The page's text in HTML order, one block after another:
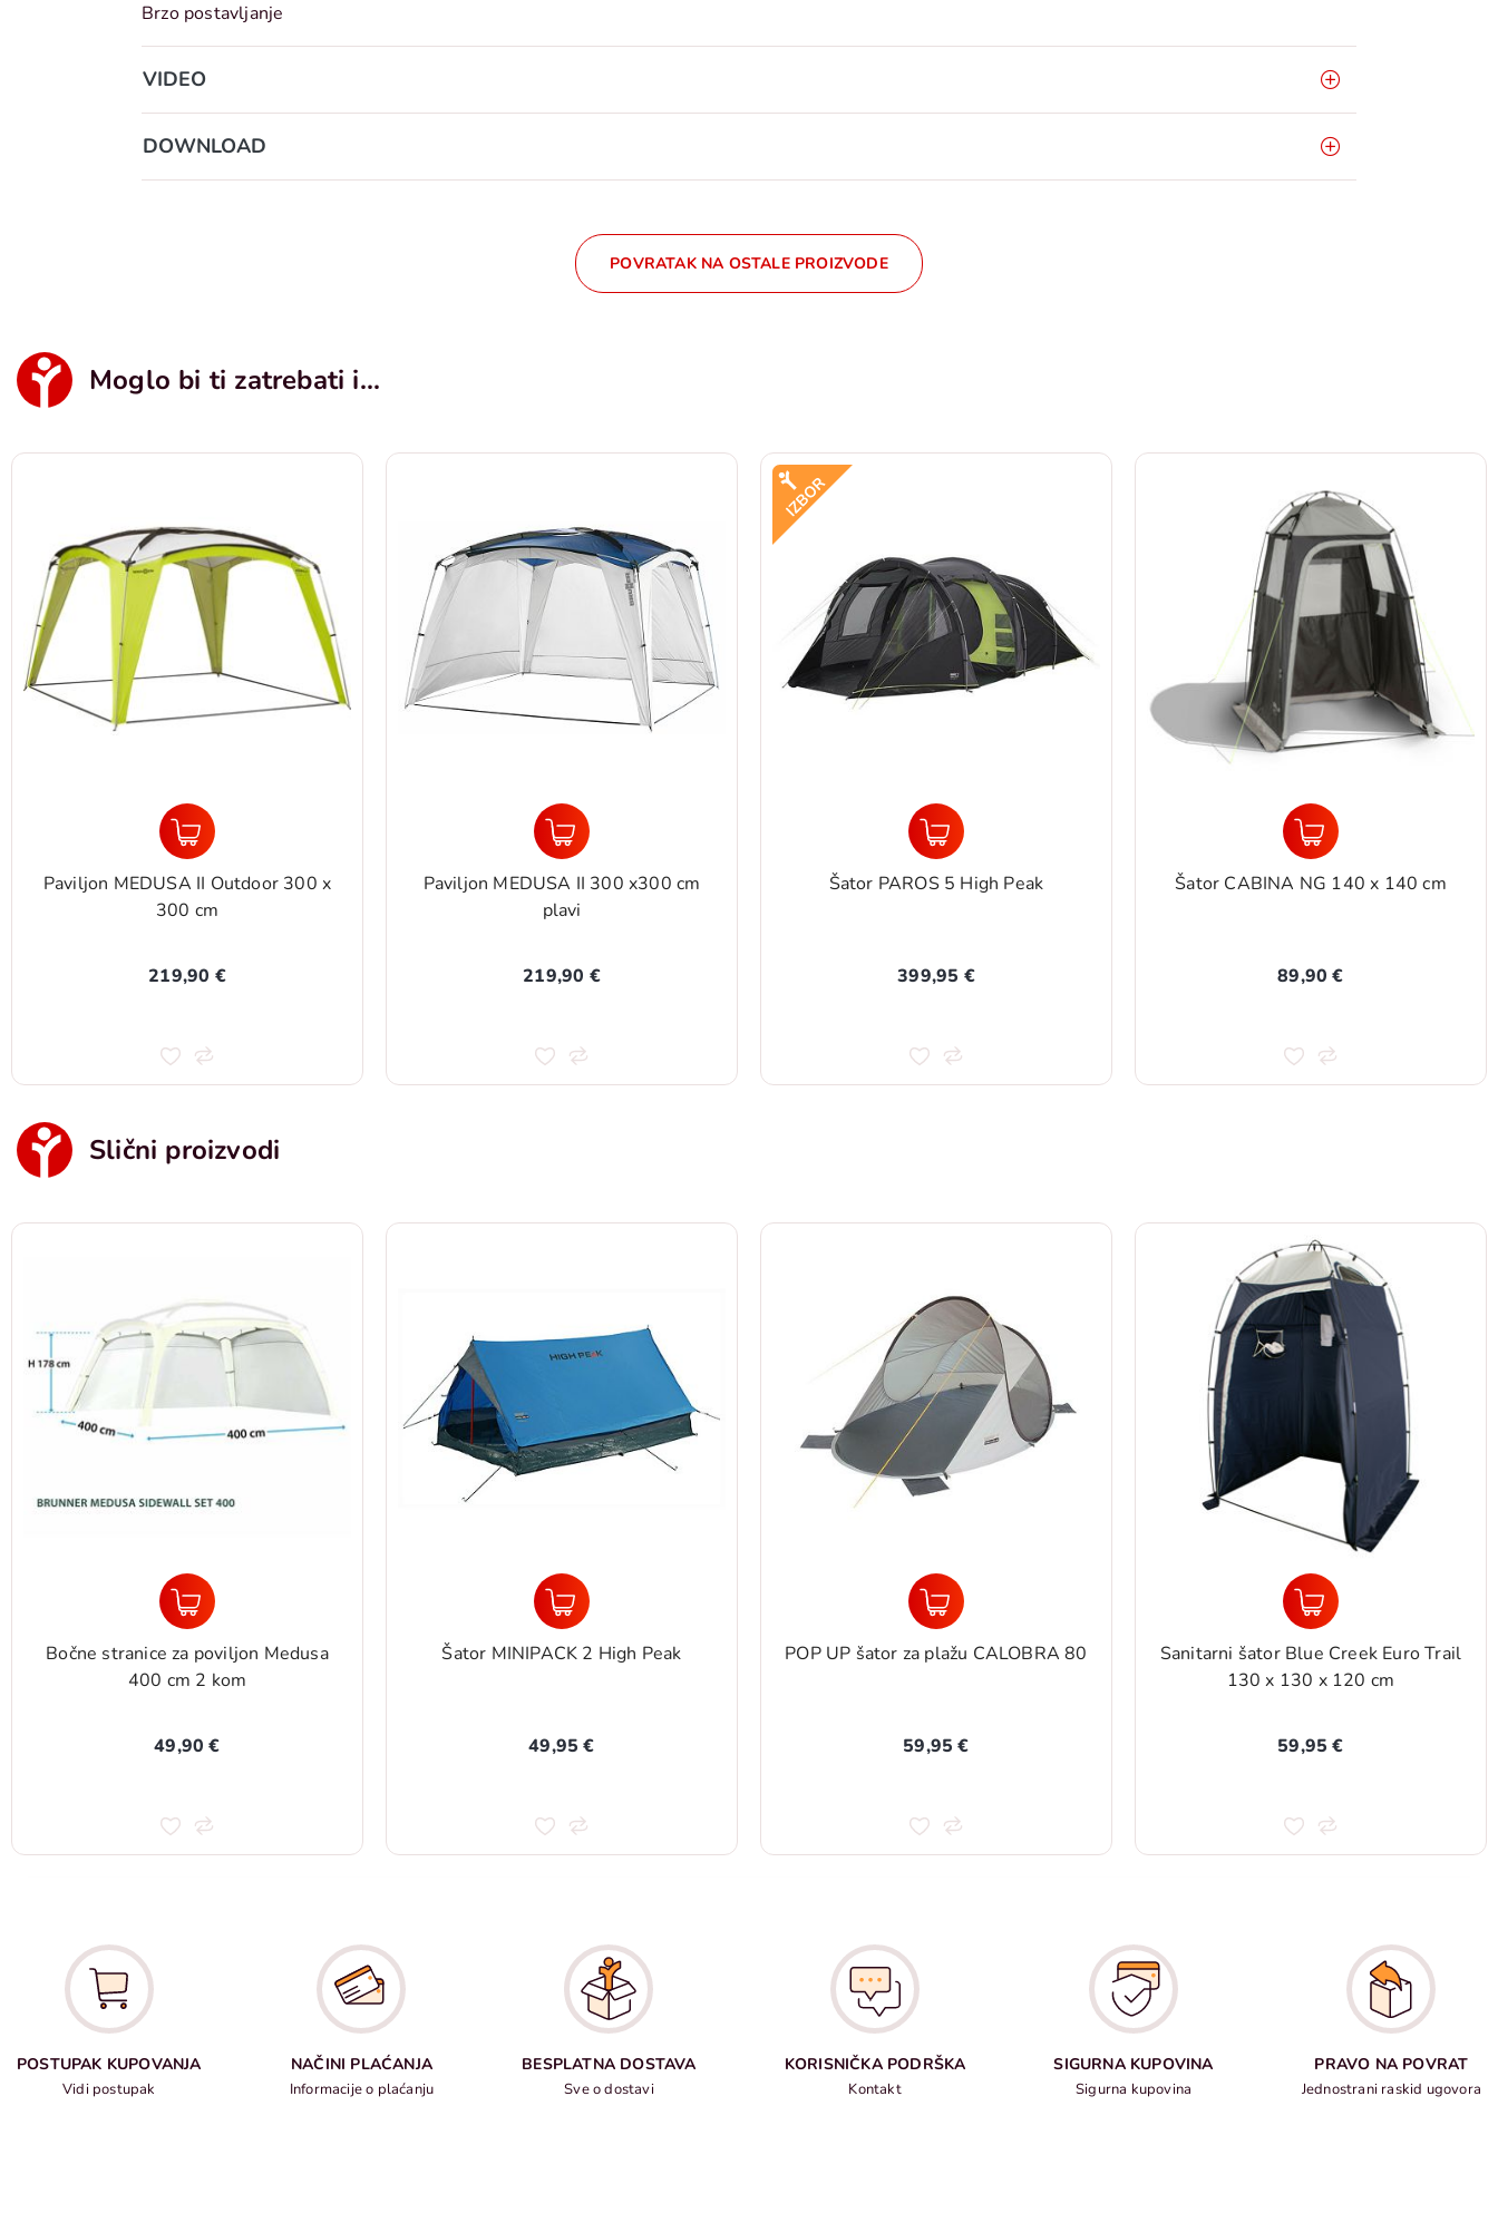
Brzo postavljanje
VIDEO
DOWNLOAD
POVRATAK NA OSTALE PROIZVODE
Moglo bi ti zatrebati i...
Paviljon MEDUSA II Outdoor 300 x
300 cm
219,90 €
Paviljon MEDUSA II 300 x300 cm
plavi
219,90 €
Šator PAROS 5 High Peak
399,95 €
Šator CABINA NG 140 x 140 cm
89,90 €
Slični proizvodi
Bočne stranice za poviljon Medusa
400 cm 2 kom
49,90 €
Šator MINIPACK 2 High Peak
49,95 €
POP UP šator za plažu CALOBRA 80
59,95 €
Sanitarni šator Blue Creek Euro Trail
130 x 130 x 120 cm
59,95 €
POSTUPAK KUPOVANJA
Vidi postupak
NAČINI PLAĆANJA
Informacije o plaćanju
BESPLATNA DOSTAVA
Sve o dostavi
KORISNIČKA PODRŠKA
Kontakt
SIGURNA KUPOVINA
Sigurna kupovina
PRAVO NA POVRAT
Jednostrani raskid ugovora